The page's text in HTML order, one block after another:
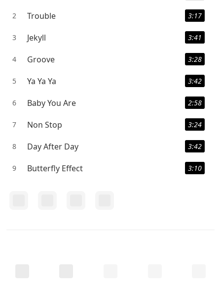
2 Trouble 3:17
3 Jekyll 3:41
4 Groove 3:28
5 Ya Ya Ya 3:42
6 Baby You Are 2:58
7 Non Stop 3:24
8 Day After Day 3:42
9 Butterfly Effect 3:10